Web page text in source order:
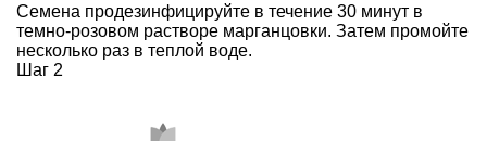
Семена продезинфицируйте в течение 30 минут в
темно-розовом растворе марганцовки. Затем промойте
несколько раз в теплой воде.
Шаг 2